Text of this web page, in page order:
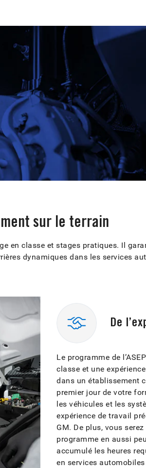
sur le terrain
en classe et stages pratiques. Il
dynamiques dans les services
De
Le programme de
classe et une
dans un établissement
premier jour de votre
les véhicules et les
expérience de travail
GM. De plus, vous
programme en aussi
accumulé les heures
en services